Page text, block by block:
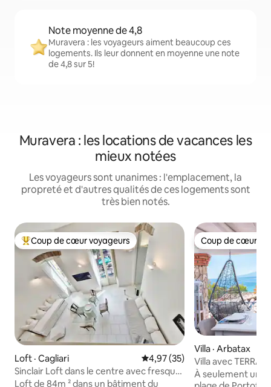
Note moyenne de 4,8
Muravera : les voyageurs aiment beaucoup ces
logements. Ils leur donnent en moyenne une note
de 4,8 sur 5!
Muravera : les locations de vacances les
mieux notées
Les voyageurs sont unanimes : l'emplacement, la
propreté et d'autres qualités de ces logements sont
très bien notés.
Coup de cœur voyageurs parmi les plus aimés
Coup de cœur voyageurs
Loft · Cagliari Note moyenne de 4,97 sur 5,
4,97 (35)
Sinclair Loft dans le centre avec fresque
romantique
Loft de 84m ² dans un bâtiment du
Coup de cœur
Coup de cœur
Villa · Arbatax
Villa avec
proximité d'une
À seulement une